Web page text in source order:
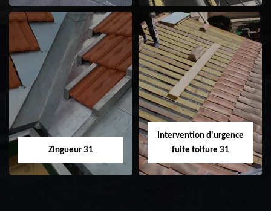
Etanchéité toiture
31
Réparation de
toiture 31
Zingueur 31
Intervention d'urgence
fuite toiture 31